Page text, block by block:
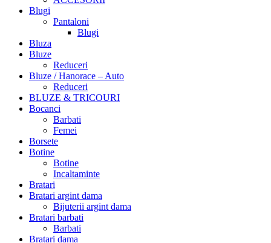
Blugi
Pantaloni
Blugi
Bluza
Bluze
Reduceri
Bluze / Hanorace – Auto
Reduceri
BLUZE & TRICOURI
Bocanci
Barbati
Femei
Borsete
Botine
Botine
Incaltaminte
Bratari
Bratari argint dama
Bijuterii argint dama
Bratari barbati
Barbati
Bratari dama